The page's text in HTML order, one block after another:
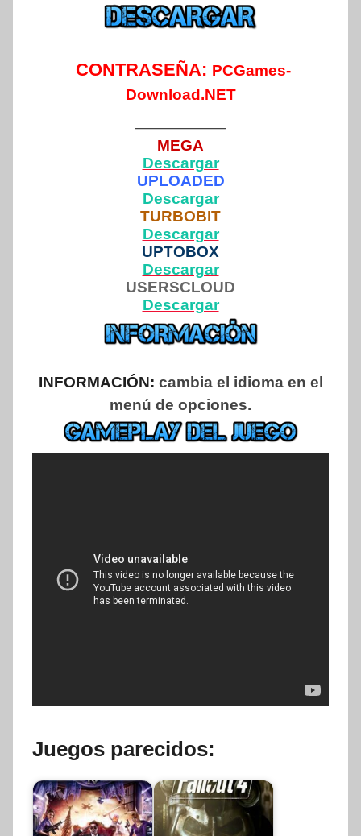
CONTRASEÑA: PCGames-
Download.NET
——————
MEGA
Descargar
UPLOADED
Descargar
TURBOBIT
Descargar
UPTOBOX
Descargar
USERSCLOUD
Descargar
INFORMACIÓN: cambia el idioma en el
menú de opciones.
Juegos parecidos: